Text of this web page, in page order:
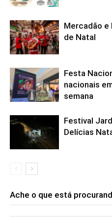
Mercadão e
de Natal
Festa
nacionais
semana
Festival
Delícias
Ache o que está